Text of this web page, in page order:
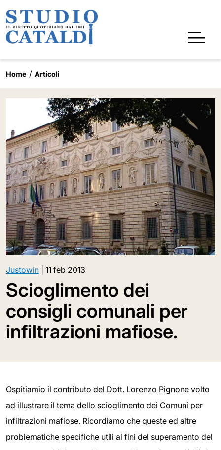
Home Articoli
Justowin 11 feb 2013
Scioglimento dei
consigli comunali per
infiltrazioni mafiose.
Ospitiamio il contributo del Dott. Lorenzo Pignone volto ad illustrare il tema dello scioglimento dei Comuni per infiltrazioni mafiose. Ricordiamo che queste ed altre problematiche specifiche utili ai fini del superamento del concorso pubblico per l'accesso alla carriera prefettizia che si terrà in primavera, verranno affrontate durante il corso di preparazione organizzato da Justowin a Roma, Milano ed on line che inizierà il 1 marzo 2013. Per maggiori informazioni sul corso visita la pagina http://www.justowin.it/2012/10/corso-di-preparazione-al-concorso-per-la-carriera-prefettizia/ Leggi l'articolo. Brevi note in tema di scioglimento degli organi degli enti locali. Con decretazione d'urgenza, (D.L. n. 164 in data 31.5.1991, convertito con modifiche in legge n. 221 del 22.7.1991), mediante una significativa integrazione alla legge n. 55/90, venne introdotta (con l'art. 15 bis) la possibilità di sciogliere gli organi ordinari degli Enti locali, nel caso di accertati fenomeni di infiltrazione e/o condizionamento mafiosi. La norma costituisce, indubbiamente, una deroga ai principi di democraticità e di autonomia locale: deroga necessaria, però, data la preminenza da attribuire, tra gli interessi costituzionalmente protetti, a quello relativo alla tutela dell'ordine e della sicurezza pubblica. Si tratta senz'altro di una norma "speciale", che prevede misure di carattere straordinario per situazioni straordinarie, quali sono quelle nelle quali si delineano ipotesi di collusione, anche indiretta, degli organi elettivi con la criminalità organizzata; collusioni tali da rendere pregiudizievole, per i legittimi interessi della Comunità locale, il permanere di quegli organi dimostratisi inidonei a gestire correttamente la cosa pubblica. Intervento sanzionatorio, la cui finalità è l'eliminazione di quelle situazioni in cui, a prescindere anche da ogni accertamento circa il grado di responsabilità individuale dei componenti del consesso sciolto, il governo locale viene assoggettato ad anomale interferenze che ne alterano la capacità di conformare la propria azione alla legalità. Il successivo D.L. n. 529 del 20.12.1993, convertito in legge n. 108 dell'11.2.1994, modifica ed integra l'originaria previsione normativa, nel tentativo di colmare le lacune di una legislazione che, a fronte di provvedimenti straordinari di eccezionale gravità, non aveva ancora previsto i necessari corrispondenti strumenti di intervento. L'inserimento delle predette disposizioni, riportate pressoché integralmente, nel Testo Unico delle leggi sull'Ordinamento degli Enti locali (D.Lgs. n. 267 del 18.8.2000), ne elimina, formalmente, il carattere di "specialità", inquadrandole organicamente nella parte dedicata al "Controllo sugli organi" (artt. 143 e seguenti del TUEL). Tutto ciò non diminuisce l'efficacia della norma, che si conferma tra quelle a tutela della sicurezza e dell'ordine pubblico nella sua più ampia accezione, sancita dall'art. 159 del D.Lgs. n. 112 del 31.3.1998 che, nel fare riferimento "alla sicurezza delle Istituzioni, dei cittadini e dei loro beni", lo definisce quale "complesso dei beni giuridici fondamentali e degli interessi pubblici primari su cui si regge l'ordinata civile convivenza della comunità nazionale". Se il concetto di ordine pubblico è ancorato a canoni oggettivi, la sua lesione è causa di provvedimenti straordinari, giustificati dal perseguimento di un obiettivo fondamentale dell'azione dello Stato: garantire la sussistenza delle condizioni di pacifica convivenza civile. La norma non si propone di reprimere condotte criminose, in quanto non collegata a modelli penalistici, ma tutela il diritto della collettività allo svolgimento democratico della vita amministrativa, garantendo il pieno dispiegamento dell'autonomia dell'Ente locale. Se l'intervento sostitutivo da essa previsto è indubbiamente "sanzionatorio", la sua "ratio" è caratterizzata da aspetti di prevenzione sociale a difesa delle Comunità locali e, pertanto, essa è correttamente inserita nell'alveo strutturale del Testo Unico degli Enti locali. Le recenti modifiche costituzionali non contrastano con l'impianto della legge, essendo stata riservata, in maniera esclusiva, ai sensi dell'art. 117, secondo comma, lettera h, allo Stato la materia della sicurezza e dell'ordine pubblico; né l'obbligo, sancito dal novellato art. 120 della Costituzione, di esercitare il potere sostitutivo nei confronti degli Enti locali, nel rispetto dei principi di sussidiarietà e di leale collaborazione, induce un'attenuazione della sua efficacia. L'esercizio dell'intervento sostitutivo per le ipotesi di infiltrazioni mafiose continua, infatti, ad essere ammesso, poiché le infiltrazioni mafiose rappresentano situazioni di tale gravità da costituire una ferita non tollerabile alla libera determinazione degli organi elettivi, al buon andamento ed alla trasparenza dell'azione amministrativa: valori questi che appartengono alla collettività e, come tali, devono essere tutelati al massimo livello di governo, e cioè a quello statale. L'assolvimento puntuale e rigoroso della funzione di pubblica sicurezza che lo Stato esercita in tale occasione è condizione insopprimibile per preservare il sistema democratico, coincidendo, nella sostanza, proprio con l'interesse delle Comunità locali, sia nella loro prospettiva di sviluppo economico e sociale, che nella realizzazione dei diritti e delle libertà civili dei propri cittadini, evidentemente compromessi dall'aggressione della criminalità mafiosa. Proprio il rispetto, dunque, del principio di leale collaborazione, inteso nel suo senso più pieno di "dovere di controllo sull'attività e non sui singoli atti" da esercitare nei confronti degli enti locali, impone, quando ricorrano le condizioni richieste dall'art. 143 del TUEL, l'intervento dello Stato al fine di recuperare e ripristinare la legalità violata. Ciò premesso, è quindi necessario evidenziare i presupposti giuridici che costituiscono i requisiti legittimanti la richiesta di scioglimento sanciti dalla legge nell'art. 143 del TUEL e fatti oggetto di una chiara analisi interpretativa da parte della Corte Costituzionale nella fondamentale sentenza 10- 19 marzo del 1993 n. 103. Nell'argomentata motivazione della sentenza il giudice delle leggi ha chiarito che il parametro normativo di riferimento è rappresentato dall'art. 143 del d. l.vo n. 267 del 2000 (derivante dall'art. 15 bis della legge n. 55 del 1990), ai sensi del quale: “I consigli comunali e provinciali sono sciolti quando emergono elementi su collegamenti diretti o indiretti degli amministratori con la criminalità organizzata o su forme di condizionamento degli amministratori stessi, che compromettono la libera determinazione degli organi elettivi e il buon andamento delle amministrazioni comunali e provinciali, nonché il regolare funzionamento dei servizi alle stesse affidati ovvero che risultano tali da arrecare grave e perdurante pregiudizio per lo stato della sicurezza pubblica”. La Corte ha escluso la violazione, da parte della medesima normativa, di precetti costituzionali fondamentali quali il principio di ragionevolezza e imparzialità. In sintesi il giudice delle leggi ha ritenuto che: “è infondata la questione di legittimità costituzionale dell'art. 15 bis legge n. 55 del 1990 (introdotto dall'art. 1 d.l. 31 maggio 1991 n. 164), in tema di scioglimento dei consigli comunali e provinciali per i quali siano emersi collegamenti con i fenomeni mafiosi, sollevata con riferimento agli art. 3 e 97 cost. per il fatto che la norma, consentendo di attribuire rilevanza ai collegamenti indiretti con la criminalità organizzata ed estendendo la misura anche agli amministratori non direttamente interessati, consentirebbe al governo di procedere allo scioglimento sulla base di elementi con significatività inferiore agli indizi e senza assicurare la necessaria obiettività e coerenza rispetto ai fini perseguiti”. Infatti chiarisce la Consulta: “il potere di scioglimento in questione deve essere esercitato in presenza di situazioni di fatto evidenti, che compromettano la libera determinazione degli organi elettivi, suffragate da risultanze obiettive e con il supporto di adeguata motivazione” (pertanto non è vero che il legislatore dia rilievo ad elementi con un grado di significatività inferiore agli indizi). La Corte Costituzionale precisa correttamente che la norma in esame è formulata in modo da assicurare il rispetto dei principi (di ragionevolezza ed imparzialità) che si assumono violati, e contiene in sé tutti gli elementi idonei a garantire obiettività e coerenza nell'esercizio del potere straordinario di scioglimento degli organi elettivi conferito all'autorità amministrativa. Quel potere è previsto nella ricorrenza di due situazioni, fra loro alternative e ben tipizzate dal legislatore, quali: a) i collegamenti diretti o indiretti degli amministratori con la criminalità organizzata; b) le forme di condizionamento degli amministratori, ma sempre che risulti che l'una o l'altra situazione compromettano la libera determinazione degli organi elettivi e il buon andamento delle amministrazioni comunali e provinciali nonché il regolare funzionamento dei servizi loro affidati, ovvero quando il suddetto collegamento o le suddette forme di condizionamento risultino "tali da arrecare grave e perdurante pregiudizio per lo stato della sicurezza pubblica". L'art 143 del TUEL esige, perciò, una stringente consequenzialità tra l'emersione, da un lato, di una delle due situazioni suddette, "collegamenti" o "forme di condizionamento", e, dall'altro, di una delle due evenienze, l'una in atto, la compromissione della libertà di determinazione e del buon andamento amministrativo, nonché del regolare funzionamento dei servizi; l'altra conseguente ad una valutazione di pericolosità, espressa dalla disposizione impugnata con la formula: “tali da arrecare grave e perdurante pregiudizio per lo stato della sicurezza pubblica”. Stabilito, quindi, che